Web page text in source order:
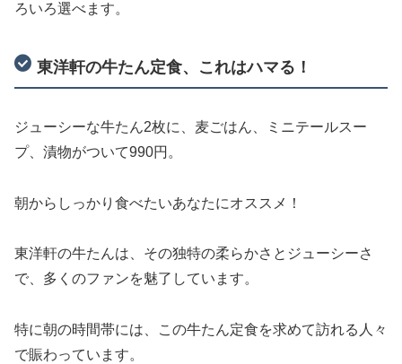
ろいろ選べます。
東洋軒の牛たん定食、これはハマる！
ジューシーな牛たん2枚に、麦ごはん、ミニテールスー
プ、漬物がついて990円。
朝からしっかり食べたいあなたにオススメ！
東洋軒の牛たんは、その独特の柔らかさとジューシーさ
で、多くのファンを魅了しています。
特に朝の時間帯には、この牛たん定食を求めて訪れる人々
で賑わっています。